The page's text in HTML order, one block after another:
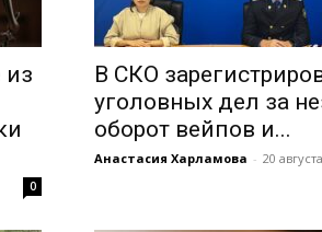
из
0
В СКО
уголовных дел за
оборот вейпов и...
Анастасия Харламова - 20